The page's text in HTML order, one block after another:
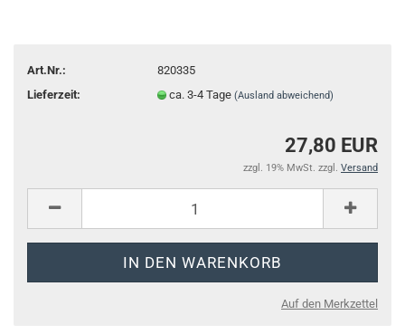
Art.Nr.:
820335
Lieferzeit:
ca. 3-4 Tage(Ausland abweichend)
27,80 EUR
zzgl. 19% MwSt. zzgl. Versand
Auf den Merkzettel